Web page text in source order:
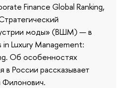
Finance Global Ranking,
моды» (ВШМ) — в
Luxury Management:
Об особенностях
в России рассказывает